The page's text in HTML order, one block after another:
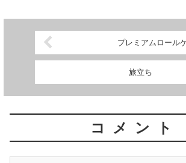
プレミアムロール
旅立ち
コメント